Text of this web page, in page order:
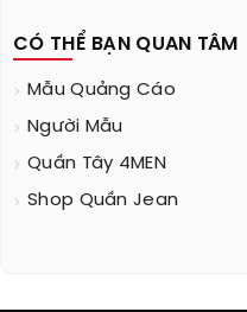
CÓ THỂ BẠN QUAN TÂM
Mẫu Quảng Cáo
Người Mẫu
Quần Tây 4MEN
Shop Quần Jean